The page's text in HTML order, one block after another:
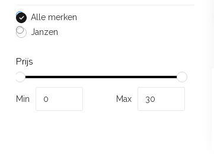
Alle merken
Janzen
Prijs
Min Max